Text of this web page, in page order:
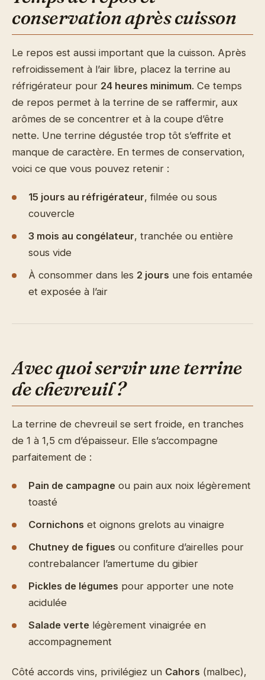
conservation après cuisson
Le repos est aussi important que la cuisson. Après
refroidissement à l’air libre, placez la terrine au
réfrigérateur pour 24 heures minimum. Ce temps
de repos permet à la terrine de se raffermir, aux
arômes de se concentrer et à la coupe d’être
nette. Une terrine dégustée trop tôt s’effrite et
manque de caractère. En termes de conservation,
voici ce que vous pouvez retenir :
15 jours au réfrigérateur, filmée ou sous
couvercle
3 mois au congélateur, tranchée ou entière
sous vide
À consommer dans les 2 jours une fois entamée
et exposée à l’air
Avec quoi servir une terrine
de chevreuil ?
La terrine de chevreuil se sert froide, en tranches
de 1 à 1,5 cm d’épaisseur. Elle s’accompagne
parfaitement de :
Pain de campagne ou pain aux noix légèrement
toasté
Cornichons et oignons grelots au vinaigre
Chutney de figues ou confiture d’airelles pour
contrebalancer l’amertume du gibier
Pickles de légumes pour apporter une note
acidulée
Salade verte légèrement vinaigrée en
accompagnement
Côté accords vins, privilégiez un Cahors (malbec),